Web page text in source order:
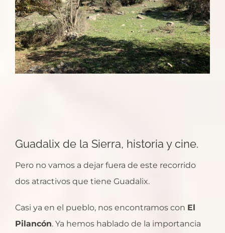
Guadalix de la Sierra, historia y cine.
Pero no vamos a dejar fuera de este recorrido
dos atractivos que tiene Guadalix.
Casi ya en el pueblo, nos encontramos con El
Pilancón. Ya hemos hablado de la importancia